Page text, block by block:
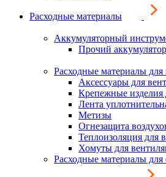
Расходные материалы
Аккумуляторный
Прочий
Расходные материалы для
Аксессуары для
Крепежные изделия
Лента
Метизы
Огнезащита
Теплоизоляция для
Хомуты для
Расходные материалы для